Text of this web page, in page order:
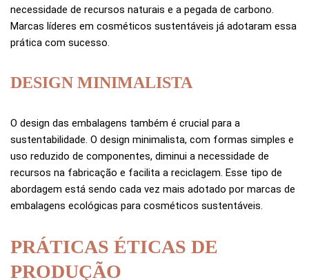
necessidade de recursos naturais e a pegada de carbono.
Marcas líderes em cosméticos sustentáveis já adotaram essa
prática com sucesso.
DESIGN MINIMALISTA
O design das embalagens também é crucial para a
sustentabilidade. O design minimalista, com formas simples e
uso reduzido de componentes, diminui a necessidade de
recursos na fabricação e facilita a reciclagem. Esse tipo de
abordagem está sendo cada vez mais adotado por marcas de
embalagens ecológicas para cosméticos sustentáveis.
PRÁTICAS ÉTICAS DE
PRODUÇÃO